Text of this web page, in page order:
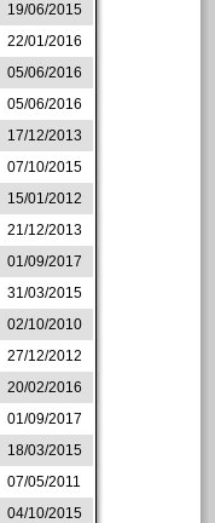
19/06/2015
22/01/2016
05/06/2016
05/06/2016
17/12/2013
07/10/2015
15/01/2012
21/12/2013
01/09/2017
31/03/2015
02/10/2010
27/12/2012
20/02/2016
01/09/2017
18/03/2015
07/05/2011
04/10/2015